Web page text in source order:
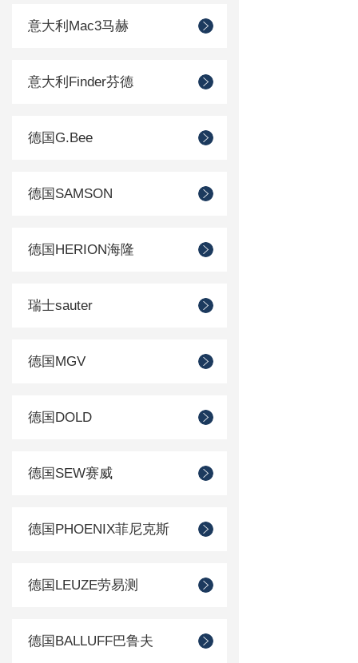
意大利Mac3马赫
意大利Finder芬德
德国G.Bee
德国SAMSON
德国HERION海隆
瑞士sauter
德国MGV
德国DOLD
德国SEW赛威
德国PHOENIX菲尼克斯
德国LEUZE劳易测
德国BALLUFF巴鲁夫